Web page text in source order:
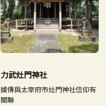
力武灶門神社
據傳與太宰府市灶門神社信仰有
關聯